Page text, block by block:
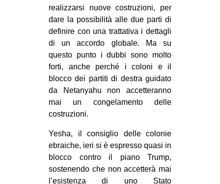
realizzarsi nuove costruzioni, per
dare la possibilità alle due parti di
definire con una trattativa i dettagli
di un accordo globale. Ma su
questo punto i dubbi sono molto
forti, anche perché i coloni e il
blocco dei partiti di destra guidato
da Netanyahu non accetteranno
mai un congelamento delle
costruzioni.
Yesha, il consiglio delle colonie
ebraiche, ieri si è espresso quasi in
blocco contro il piano Trump,
sostenendo che non accetterà mai
l’esistenza di uno Stato